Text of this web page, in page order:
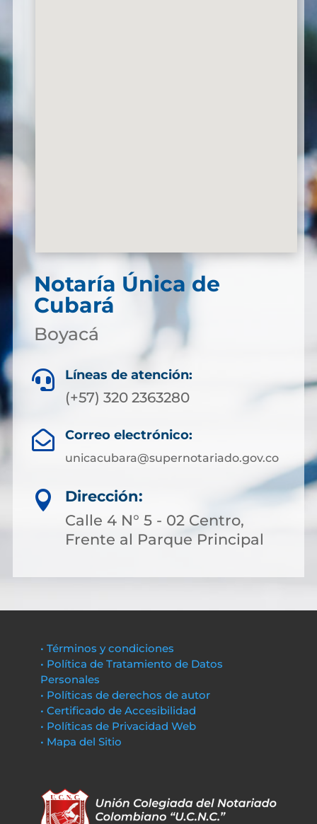
Notaría Única de
Cubará
Boyacá
 Líneas de atención:
(+57) 320 2363280
 Correo electrónico:
unicacubara@supernotariado.gov.co

Dirección:
Calle 4 N° 5 - 02 Centro,
Frente al Parque Principal
• Términos y condiciones
• Política de Tratamiento de Datos
Personales
• Políticas de derechos de autor
• Certificado de Accesibilidad
• Políticas de Privacidad Web
• Mapa del Sitio